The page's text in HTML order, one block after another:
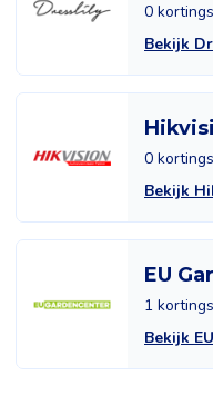
0
Bekijk
0
Bekijk
EU
1
Bekijk